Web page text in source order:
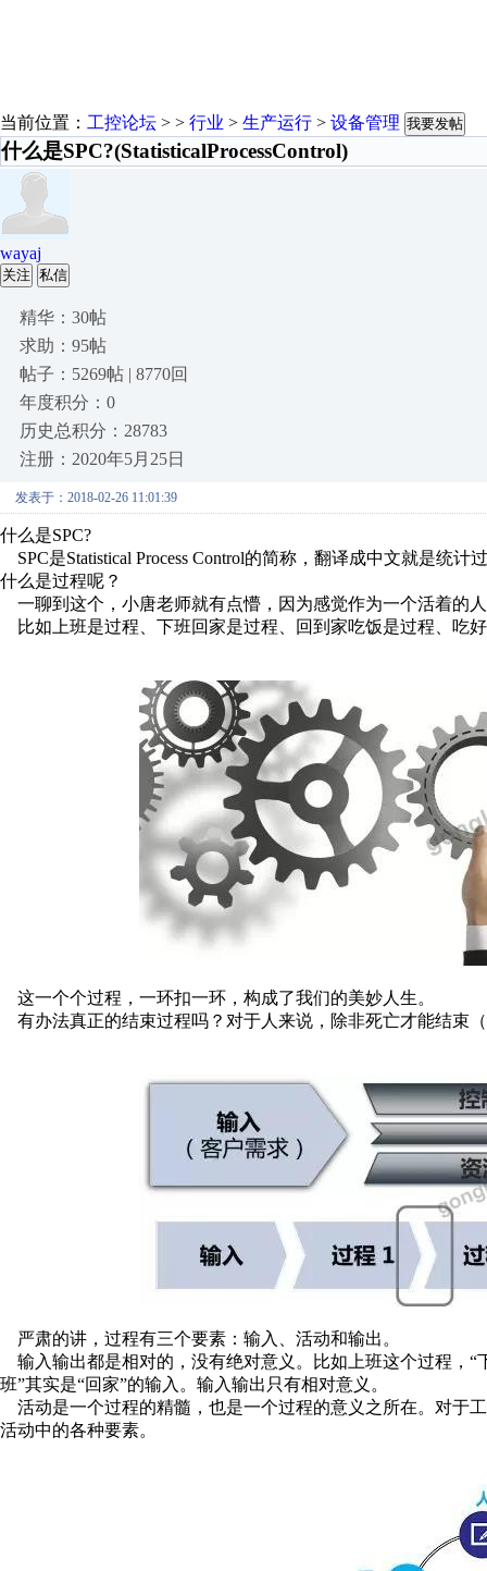
当前位置： 工控论坛 > > 行业 > 生产运行 > 设备管理 我要发帖
什么是SPC?(StatisticalProcessControl)
wayaj
关注 私信
精华：30帖
求助：95帖
帖子：5269帖 | 8770回
年度积分：0
历史总积分：28783
注册：2020年5月25日
发表于：2018-02-26 11:01:39
什么是SPC?
SPC是Statistical Process Control的简称，翻译成中文就是统计
什么是过程呢？
一聊到这个，小唐老师就有点懵，因为感觉作为一个活着的
比如上班是过程、下班回家是过程、回到家吃饭是过程、吃
这一个个过程，一环扣一环，构成了我们的美妙人生。
有办法真正的结束过程吗？对于人来说，除非死亡才能结束
严肃的讲，过程有三个要素：输入、活动和输出。
输入输出都是相对的，没有绝对意义。比如上班这个过程， “
班”其实是“回家”的输入。输入输出只有相对意义。
活动是一个过程的精髓，也是一个过程的意义之所在。对于
活动中的各种要素。